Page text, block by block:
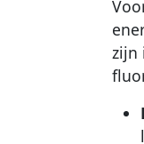
zijn